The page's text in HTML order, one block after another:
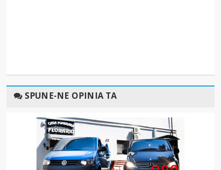
SPUNE-NE OPINIA TA